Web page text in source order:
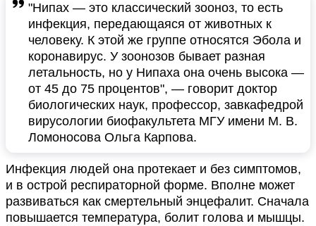
"Нипах — это классический зооноз, то есть
инфекция, передающаяся от животных к
человеку. К этой же группе относятся Эбола и
коронавирус. У зоонозов бывает разная
летальность, но у Нипаха она очень высока —
от 45 до 75 процентов", — говорит доктор
биологических наук, профессор, завкафедрой
вирусологии биофакультета МГУ имени М. В.
Ломоносова Ольга Карпова.
Инфекция людей она протекает и без симптомов,
и в острой респираторной форме. Вполне может
развиваться как смертельный энцефалит. Сначала
повышается температура, болит голова и мышцы.